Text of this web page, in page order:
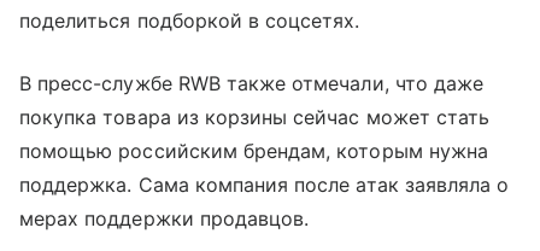
поделиться подборкой в соцсетях.
В пресс-службе RWB также отмечали, что даже
покупка товара из корзины сейчас может стать
помощью российским брендам, которым нужна
поддержка. Сама компания после атак заявляла о
мерах поддержки продавцов.